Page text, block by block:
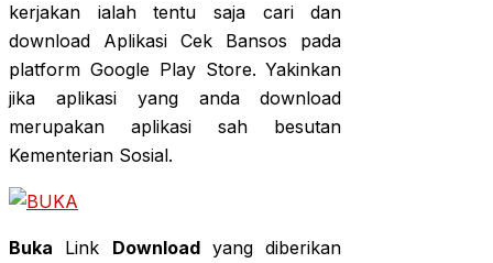
kerjakan ialah tentu saja cari dan
download Aplikasi Cek Bansos pada
platform Google Play Store. Yakinkan
jika aplikasi yang anda download
merupakan aplikasi sah besutan
Kementerian Sosial.
Buka Link Downloadyang diberikan